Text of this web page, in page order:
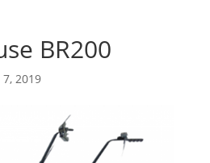
BR200
2019